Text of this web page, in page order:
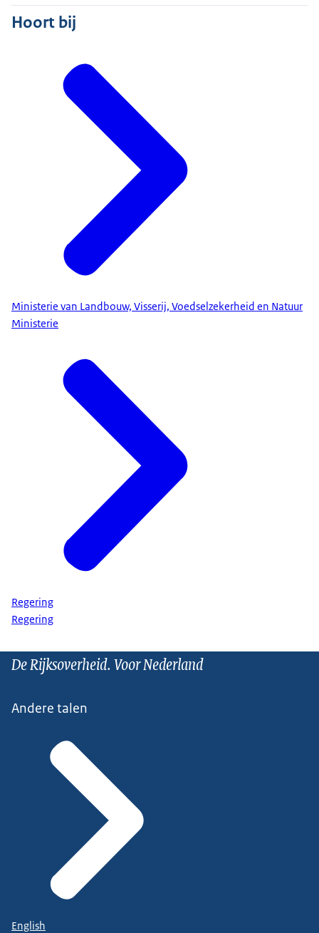
Hoort bij
Ministerie van Landbouw, Visserij, Voedselzekerheid en Natuur
Ministerie
Regering
Regering
De Rijksoverheid. Voor Nederland
Andere talen
English